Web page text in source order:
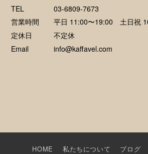
TEL
03-6809-7673
営業時間
平日 11:00〜19:00 土日祝
定休日
不定休
Email
info@kaffavel.com
HOME 私たちについて ブログ